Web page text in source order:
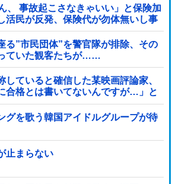
、 事故起こさなきゃいい」と保険加
活民が反発、保険代が勿体無いし事
……
る”市民団体”を警官隊が排除、その
ていた観客たちが……
していると確信した某映画評論家、
合格とは書いてないんですが…」と
くり……
グを歌う韓国アイドルグループが待
止まらない